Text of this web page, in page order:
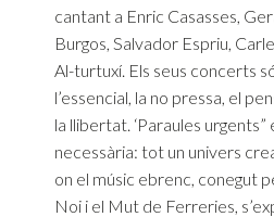
cantant a Enric Casasses,
Burgos, Salvador Espriu,
Al-turtuxí. Els seus concerts
l’essencial, la no pressa, el
la llibertat. ‘Paraules urgents”
necessària: tot un univers
on el músic ebrenc, conegut
Noi i el Mut de Ferreries,